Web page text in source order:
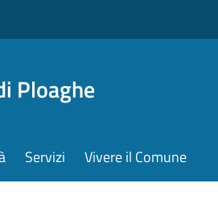
Ploaghe
Servizi Vivere il Comune